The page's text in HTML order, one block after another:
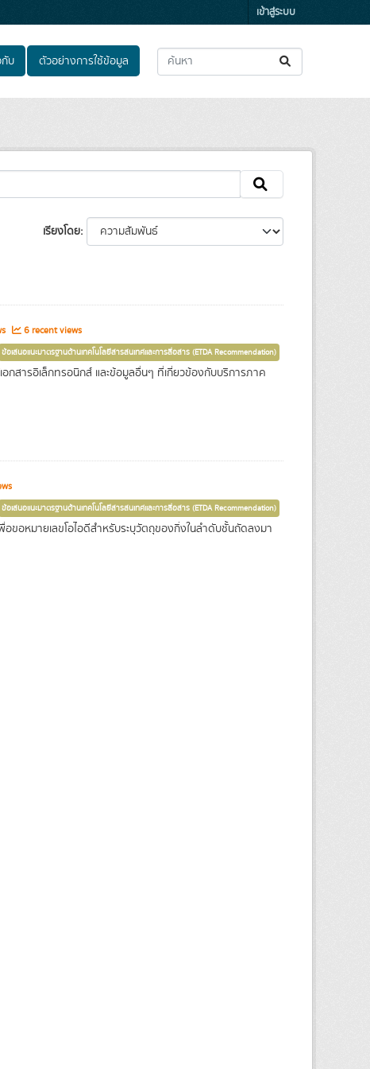
เข้าสู่ระบบ
กับ ตัวอย่างการใช้ข้อมูล
เรียงโดย
6 recent views
ข้อเสนอแนะมาตรฐานด้านเทคโนโลยีสารสนเทศและการสื่อสาร (ETDA Recommendation)
กสารอิเล็กทรอนิกส์ และข้อมูลอื่นๆ ที่เกี่ยวข้องกับบริการภาค
ข้อเสนอแนะมาตรฐานด้านเทคโนโลยีสารสนเทศและการสื่อสาร (ETDA Recommendation)
ขอหมายเลขโอไอดีสำหรับระบุวัตถุของกิ่งในลำดับชั้นถัดลงมา